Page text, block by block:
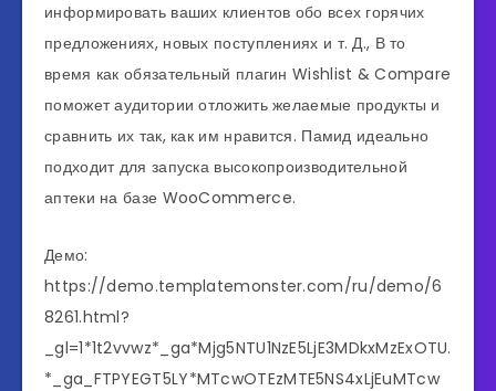
информировать ваших клиентов обо всех горячих
предложениях, новых поступлениях и т. Д., В то
время как обязательный плагин Wishlist & Compare
поможет аудитории отложить желаемые продукты и
сравнить их так, как им нравится. Памид идеально
подходит для запуска высокопроизводительной
аптеки на базе WooCommerce.
Демо:
https://demo.templatemonster.com/ru/demo/6
8261.html?
_gl=1*1t2vvwz*_ga*Mjg5NTU1NzE5LjE3MDkxMzExOTU.
*_ga_FTPYEGT5LY*MTcwOTEzMTE5NS4xLjEuMTcw